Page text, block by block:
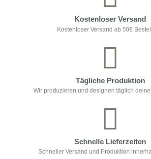
Kostenloser Versand
Kostenloser Versand ab 50€
Tägliche Produktion
Wir produzieren und designen täglich
Schnelle Lieferzeiten
Schneller Versand und Produktion